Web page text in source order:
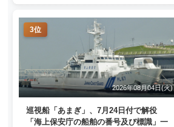
3位
2026年08月04日(火)
巡視船「あまぎ」、7月24日付で解役
「海上保安庁の船舶の番号及び標識」一